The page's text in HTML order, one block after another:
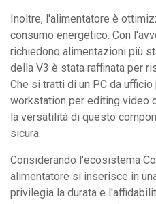
Inoltre, l'alimentatore è
consumo energetico. Con
richiedono alimentazioni più
della V3 è stata raffinata per
Che si tratti di un PC da
workstation per editing video
la versatilità di questo
sicura.
Considerando l'ecosistema
alimentatore si inserisce in
privilegia la durata e